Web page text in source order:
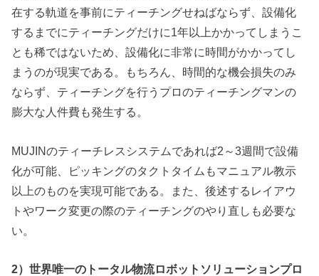
在する軌道を事前にティーチングせねばならず、設備化
するまでにティーチングだけに1年以上かかってしまうこ
とも稀ではないため、設備化に非常に時間がかかってし
まうのが現実である。もちろん、時間的な機会損失のみ
ならず、ティーチングを行うプロのティーチングマンの
膨大な人件費も発生する。
MUJINのティーチレスシステムであれば2～3週間で設備
化が可能、ピッキングのタクトタイムもマニュアル教示
以上のものを実現可能である。また、後述するレイアウ
トやワーク変更の際のティーチングのやり直しも必要な
い。
2）世界唯一のトータル物流ロボットソリューションプロ